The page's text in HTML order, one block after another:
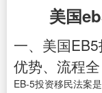
美国
一、美国EB5
优势、流程全
EB-5投资移民法案